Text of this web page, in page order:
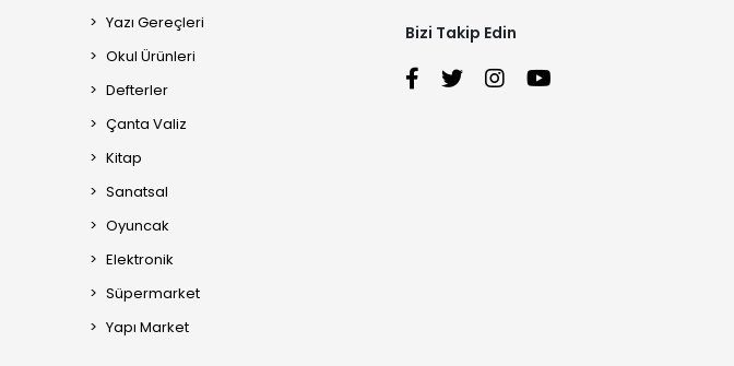
Yazı Gereçleri
Okul Ürünleri
Defterler
Çanta Valiz
Kitap
Sanatsal
Oyuncak
Elektronik
Süpermarket
Yapı Market
Bizi Takip Edin